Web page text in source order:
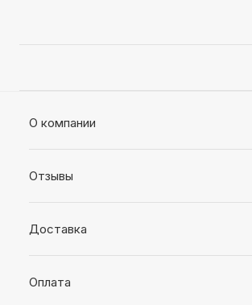
О компании
Отзывы
Доставка
Оплата